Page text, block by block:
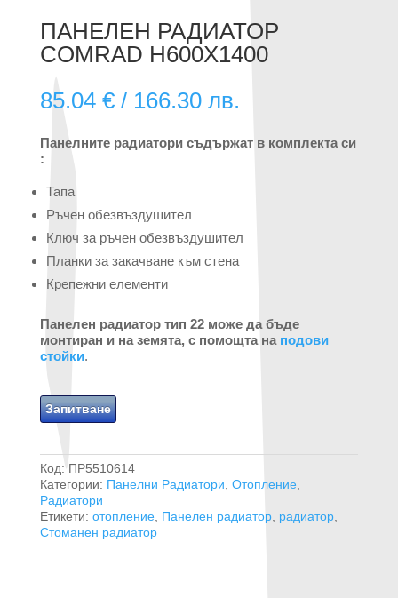
ПАНЕЛЕН РАДИАТОР
COMRAD H600X1400
85.04 € / 166.30 лв.
Панелните радиатори съдържат в комплекта си
:
Тапа
Ръчен обезвъздушител
Ключ за ръчен обезвъздушител
Планки за закачване към стена
Крепежни елементи
Панелен радиатор тип 22 може да бъде
монтиран и на земята, с помощта на подови
стойки.
Запитване
Код: ПР5510614
Категории: Панелни Радиатори, Отопление,
Радиатори
Етикети: отопление, Панелен радиатор, радиатор,
Стоманен радиатор